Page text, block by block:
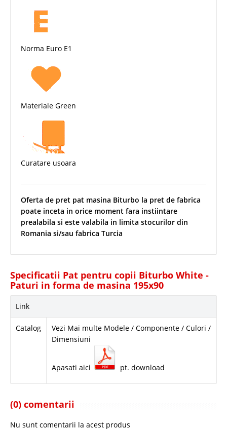
Norma Euro E1
Materiale Green
Curatare usoara
Oferta de pret pat masina Biturbo la pret de fabrica
poate inceta in orice moment fara instiintare
prealabila si este valabila in limita stocurilor din
Romania si/sau fabrica Turcia
Specificatii Pat pentru copii Biturbo White -
Paturi in forma de masina 195x90
Link
Catalog
Vezi Mai multe Modele / Componente / Culori /
Dimensiuni
Apasati aici pt. download
(0) comentarii
Nu sunt comentarii la acest produs